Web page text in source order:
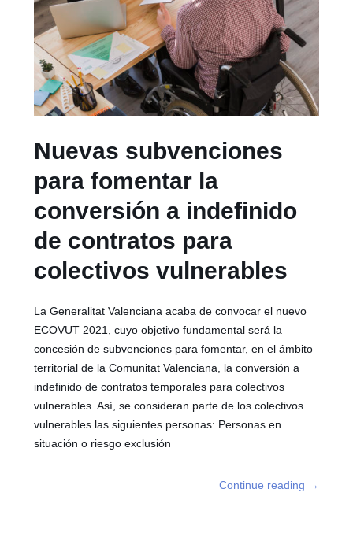
Nuevas subvenciones
para fomentar la
conversión a indefinido
de contratos para
colectivos vulnerables
La Generalitat Valenciana acaba de convocar el nuevo
ECOVUT 2021, cuyo objetivo fundamental será la
concesión de subvenciones para fomentar, en el ámbito
territorial de la Comunitat Valenciana, la conversión a
indefinido de contratos temporales para colectivos
vulnerables. Así, se consideran parte de los colectivos
vulnerables las siguientes personas: Personas en
situación o riesgo exclusión
Continue reading →